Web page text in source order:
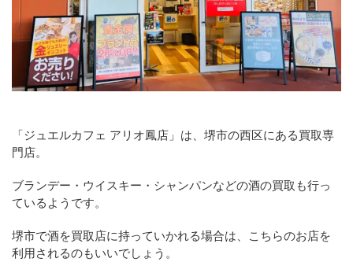
「ジュエルカフェ アリオ鳳店」は、堺市の西区にある買取専
門店。
ブランデー・ウイスキー・シャンパンなどの酒の買取も行っ
ているようです。
堺市で酒を買取店に持っていかれる場合は、こちらのお店を
利用されるのもいいでしょう。